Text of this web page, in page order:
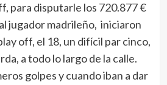
para disputarle los 720.877 €
jugador madrileño, iniciaron
off, el 18, un difícil par cinco,
a todo lo largo de la calle.
golpes y cuando iban a dar